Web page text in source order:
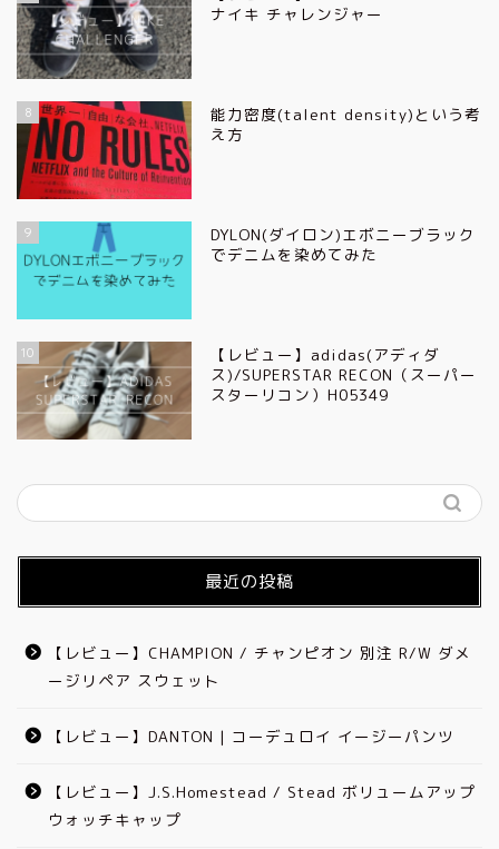
ナイキ チャレンジャー
8
能力密度(talent density)という考
え方
9
DYLON(ダイロン)エボニーブラック
でデニムを染めてみた
10
【レビュー】adidas(アディダ
ス)/SUPERSTAR RECON（スーパー
スターリコン）H05349
最近の投稿
【レビュー】CHAMPION / チャンピオン 別注 R/W ダメ
ージリペア スウェット
【レビュー】DANTON | コーデュロイ イージーパンツ
【レビュー】J.S.Homestead / Stead ボリュームアップ
ウォッチキャップ